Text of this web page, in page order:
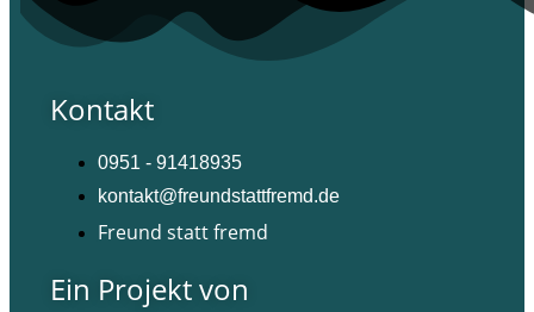
Kontakt
0951 - 91418935
kontakt@freundstattfremd.de
Freund statt fremd
Ein Projekt von